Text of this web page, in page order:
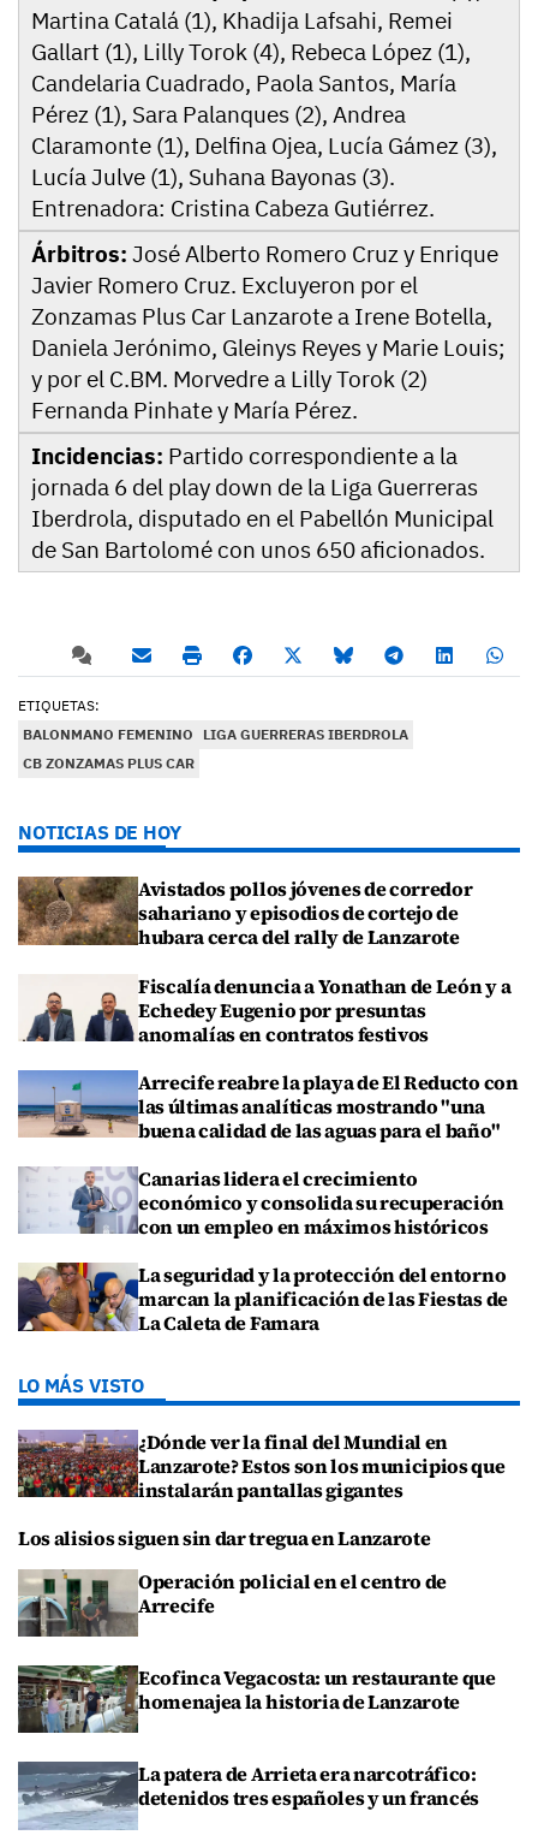
Martina Catalá (1), Khadija Lafsahi, Remei
Gallart (1), Lilly Torok (4), Rebeca López (1),
Candelaria Cuadrado, Paola Santos, María
Pérez (1), Sara Palanques (2), Andrea
Claramonte (1), Delfina Ojea, Lucía Gámez (3),
Lucía Julve (1), Suhana Bayonas (3).
Entrenadora: Cristina Cabeza Gutiérrez.
Árbitros: José Alberto Romero Cruz y Enrique
Javier Romero Cruz. Excluyeron por el
Zonzamas Plus Car Lanzarote a Irene Botella,
Daniela Jerónimo, Gleinys Reyes y Marie Louis;
y por el C.BM. Morvedre a Lilly Torok (2)
Fernanda Pinhate y María Pérez.
Incidencias: Partido correspondiente a la
jornada 6 del play down de la Liga Guerreras
Iberdrola, disputado en el Pabellón Municipal
de San Bartolomé con unos 650 aficionados.
ETIQUETAS:
BALONMANO FEMENINO
LIGA GUERRERAS IBERDROLA
CB ZONZAMAS PLUS CAR
NOTICIAS DE HOY
Avistados pollos jóvenes de corredor
sahariano y episodios de cortejo de
hubara cerca del rally de Lanzarote
Fiscalía denuncia a Yonathan de León y a
Echedey Eugenio por presuntas
anomalías en contratos festivos
Arrecife reabre la playa de El Reducto con
las últimas analíticas mostrando "una
buena calidad de las aguas para el baño"
Canarias lidera el crecimiento
económico y consolida su recuperación
con un empleo en máximos históricos
La seguridad y la protección del entorno
marcan la planificación de las Fiestas de
La Caleta de Famara
LO MÁS VISTO
¿Dónde ver la final del Mundial en
Lanzarote? Estos son los municipios que
instalarán pantallas gigantes
Los alisios siguen sin dar tregua en Lanzarote
Operación policial en el centro de
Arrecife
Ecofinca Vegacosta: un restaurante que
homenajea la historia de Lanzarote
La patera de Arrieta era narcotráfico:
detenidos tres españoles y un francés